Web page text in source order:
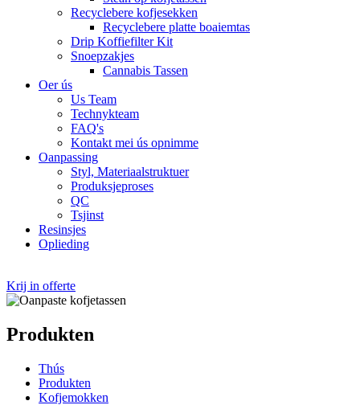
Recyclebere kofjesekken
Recyclebere platte boaiemtas
Drip Koffiefilter Kit
Snoepzakjes
Cannabis Tassen
Oer ús
Us Team
Technykteam
FAQ's
Kontakt mei ús opnimme
Oanpassing
Styl, Materiaalstruktuer
Produksjeproses
QC
Tsjinst
Resinsjes
Oplieding
Krij in offerte
Produkten
Thús
Produkten
Kofjemokken